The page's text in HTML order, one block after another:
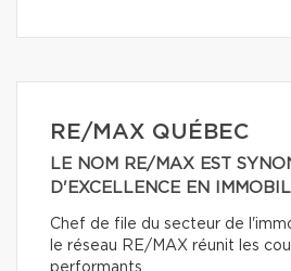
RE/MAX QUÉBEC
LE NOM RE/MAX EST
D'EXCELLENCE EN
Chef de file du secteur de
le réseau RE/MAX réunit les
performants.